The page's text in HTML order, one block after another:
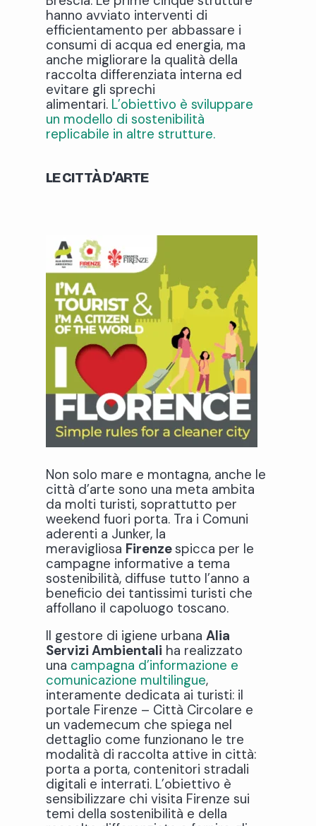
hanno avviato interventi di
efficientamento per abbassare i
consumi di acqua ed energia, ma
anche migliorare la qualità della
raccolta differenziata interna ed
evitare gli sprechi
alimentari. L’obiettivo è sviluppare
un modello di sostenibilità
replicabile in altre strutture.
LE CITTÀ D’ARTE
Non solo mare e montagna, anche le
città d’arte sono una meta ambita
da molti turisti, soprattutto per
weekend fuori porta. Tra i Comuni
aderenti a Junker, la
meravigliosa Firenzespicca per le
campagne informative a tema
sostenibilità, diffuse tutto l’anno a
beneficio dei tantissimi turisti che
affollano il capoluogo toscano.
Il gestore di igiene urbanaAlia
Servizi Ambientali ha realizzato
una campagna d’informazione e
comunicazione multilingue,
interamente dedicata ai turisti: il
portale Firenze – Città Circolare e
un vademecum che spiega nel
dettaglio come funzionano le tre
modalità di raccolta attive in città:
porta a porta, contenitori stradali
digitali e interrati. L’obiettivo è
sensibilizzare chi visita Firenze sui
temi della sostenibilità e della